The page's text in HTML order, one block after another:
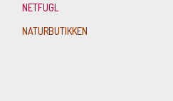
NETFUGL
NATURBUTIKKEN